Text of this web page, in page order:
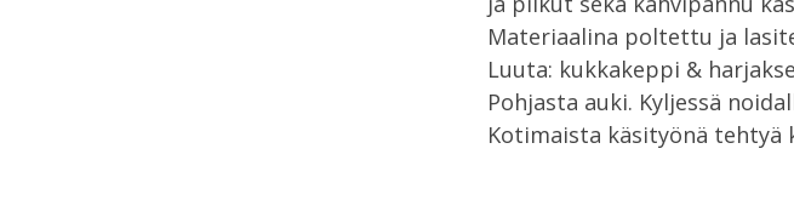
Materiaalina poltettu ja
Luuta: kukkakeppi &
Pohjasta auki. Kyljessä
Kotimaista käsityönä tehtyä